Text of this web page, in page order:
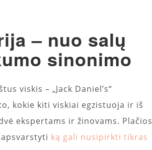
– nuo ​​salų
sinonimo
viskis – „Jack Daniel’s“
kokie kiti viskiai egzistuoja ir iš
ekspertams ir žinovams. Plačios
ką gali nusipirkti tikras